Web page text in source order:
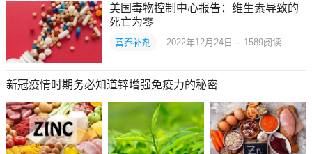
美国毒物控制中心报告：维生素导致的
死亡为零
营养补剂 2022年12月24日 · 1589阅读
新冠疫情时期务必知道锌增强免疫力的秘密